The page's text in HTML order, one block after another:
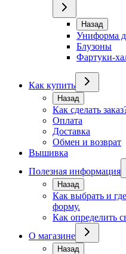
Назад
Униформа
Блузоны
Фартуки-
Как купить
Назад
Как сделать
Оплата
Доставка
Обмен и возврат
Вышивка
Полезная информация
Назад
Как выбрать и
форму.
Как определить
О магазине
Назад